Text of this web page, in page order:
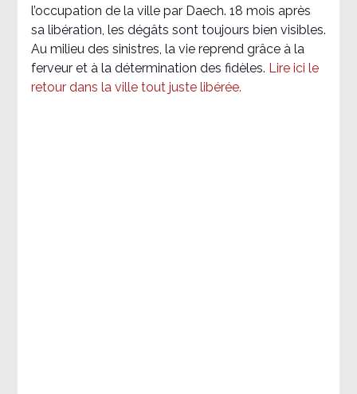
l’occupation de la ville par Daech. 18 mois après
sa libération, les dégâts sont toujours bien visibles.
Au milieu des sinistres, la vie reprend grâce à la
ferveur et à la détermination des fidèles. Lire ici le
retour dans la ville tout juste libérée.